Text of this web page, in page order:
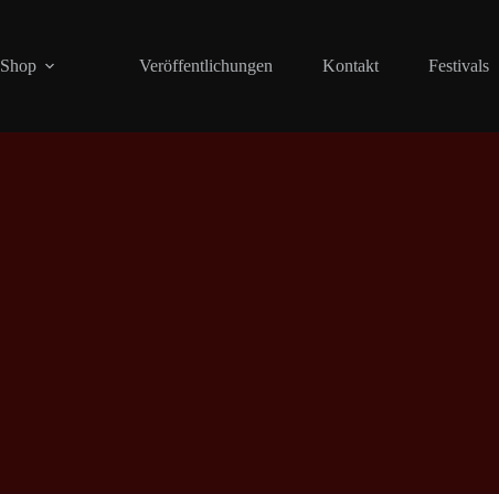
Shop Veröffentlichungen Kontakt Festivals